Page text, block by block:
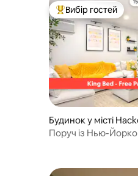
Топ вибір гостей
Вибір гостей
Будинок у місті
Поруч із Нью-